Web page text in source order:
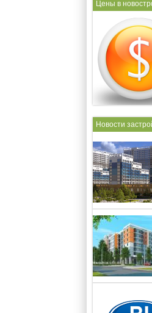
Цены в
Новости